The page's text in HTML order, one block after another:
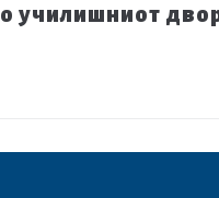
училишниот